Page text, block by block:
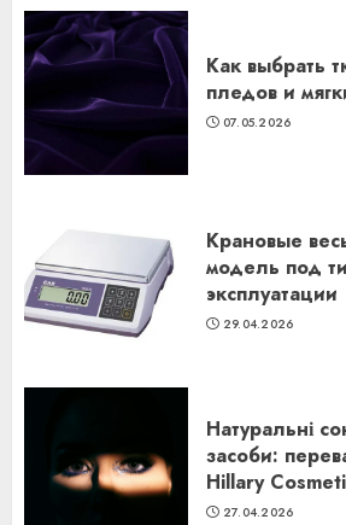
Как выбрать
пледов и
07.05.2026
Крановые
модель под
эксплуатации
29.04.2026
Натуральні
засоби:
Hillary
27.04.2026